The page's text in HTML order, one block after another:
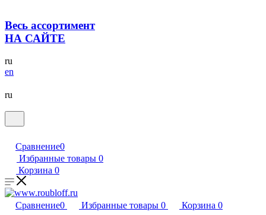
Весь ассортимент
НА САЙТЕ
ru
en
ru
Сравнение0
Избранные товары 0
Корзина 0
Сравнение0 Избранные товары 0 Корзина 0